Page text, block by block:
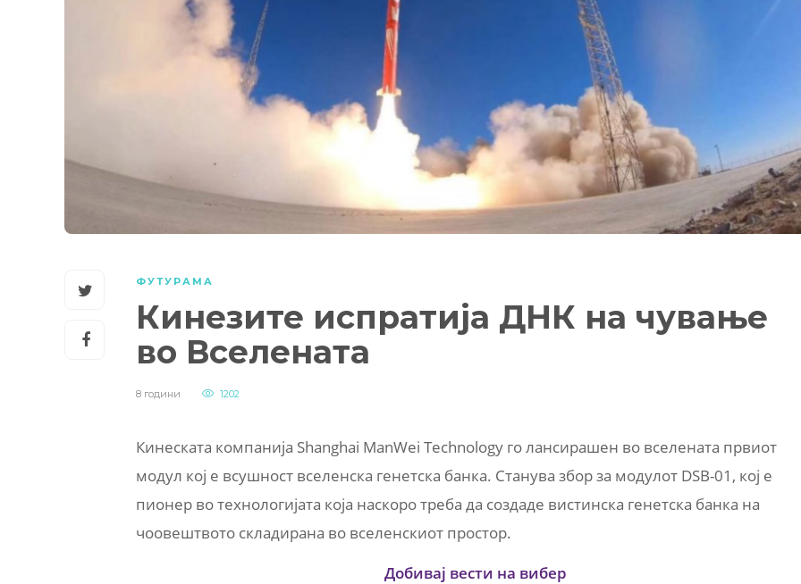
ФУТУРАМА
Кинезите испратија ДНК на чување
во Вселената
8 години 1202
Кинеската компанија Shanghai ManWei Technology го лансирашен во вселената првиот
модул кој е всушност вселенска генетска банка. Станува збор за модулот DSB-01, кој е
пионер во технологијата која наскоро треба да создаде вистинска генетска банка на
чоовештвото складирана во вселенскиот простор.
Добивај вести на вибер